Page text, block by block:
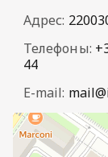
Адрес:
Телефоны:
44
E-mail: